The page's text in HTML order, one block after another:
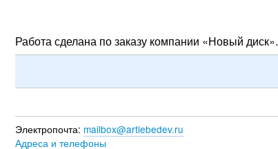
Работа сделана по заказу компании «Новый диск».
Электропочта: mailbox@artlebedev.ru
Адреса и телефоны